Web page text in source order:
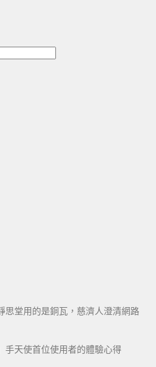
思堂用的是銅瓦，慈濟人澄清網路
手天使首位使用者的體驗心得